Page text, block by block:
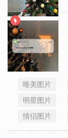
唯美图片
明星图片
情侣图片